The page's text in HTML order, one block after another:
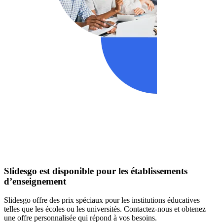
Slidesgo est disponible pour les établissements
d’enseignement
Slidesgo offre des prix spéciaux pour les institutions éducatives
telles que les écoles ou les universités. Contactez-nous et obtenez
une offre personnalisée qui répond à vos besoins.